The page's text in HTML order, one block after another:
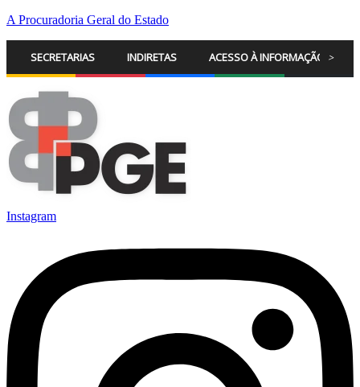
A Procuradoria Geral do Estado
SECRETARIAS INDIRETAS ACESSO À INFORMAÇÃO >
Instagram